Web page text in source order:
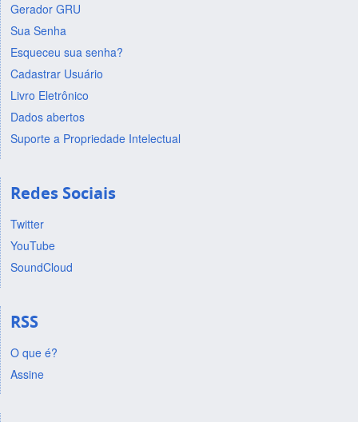
Gerador GRU
Sua Senha
Esqueceu sua senha?
Cadastrar Usuário
Livro Eletrônico
Dados abertos
Suporte a Propriedade Intelectual
Redes Sociais
Twitter
YouTube
SoundCloud
RSS
O que é?
Assine